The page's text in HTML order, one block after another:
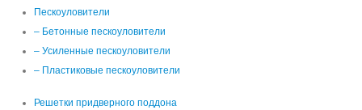
Пескоуловители
– Бетонные пескоуловители
– Усиленные пескоуловители
– Пластиковые пескоуловители
Решетки придверного поддона